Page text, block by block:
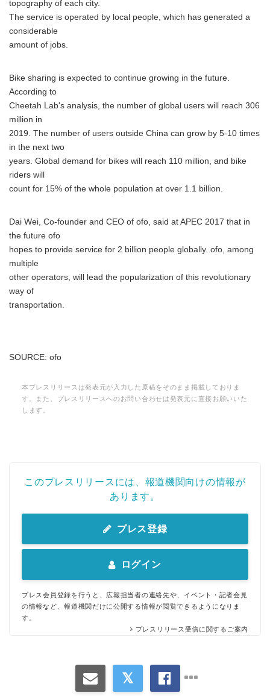
topography of each city.
The service is operated by local people, which has generated a
considerable
amount of jobs.
Bike sharing is expected to continue growing in the future.
According to
Cheetah Lab's analysis, the number of global users will reach 306
million in
2019. The number of users outside China can grow by 5-10 times
in the next two
years. Global demand for bikes will reach 110 million, and bike
riders will
count for 15% of the whole population at over 1.1 billion.
Dai Wei, Co-founder and CEO of ofo, said at APEC 2017 that in
the future ofo
hopes to provide service for 2 billion people globally. ofo, among
multiple
other operators, will lead the popularization of this revolutionary
way of
transportation.
SOURCE: ofo
本プレスリリースは発表元が入力した原稿をそのまま掲載しておりま
す。また、プレスリリースへのお問い合わせは発表元に直接お願いいた
します。
このプレスリリースには、報道機関向けの情報が
あります。
プレス登録
ログイン
プレス会員登録を行うと、広報担当者の連絡先や、イベント・記者会見
の情報など、報道機関だけに公開する情報が閲覧できるようになりま
す。
プレスリリース受信に関するご案内